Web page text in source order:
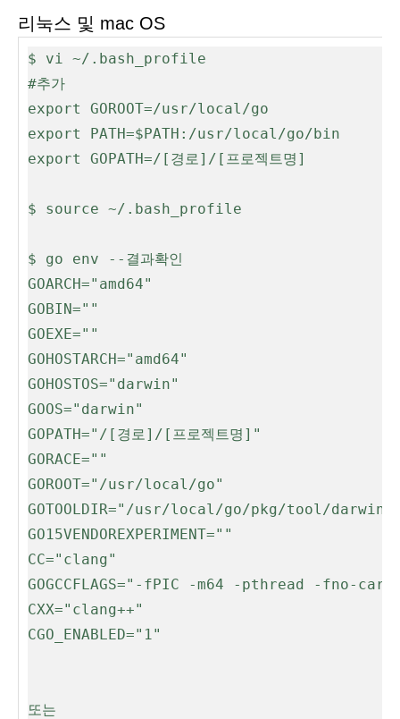
리눅스 및 mac OS
$ vi ~/.bash_profile
#추가
export GOROOT=/usr/local/go
export PATH=$PATH:/usr/local/go/bin
export GOPATH=/[경로]/[프로젝트명]
$ source ~/.bash_profile
$ go env --결과확인
GOARCH="amd64"
GOBIN=""
GOEXE=""
GOHOSTARCH="amd64"
GOHOSTOS="darwin"
GOOS="darwin"
GOPATH="/[경로]/[프로젝트명]"
GORACE=""
GOROOT="/usr/local/go"
GOTOOLDIR="/usr/local/go/pkg/tool/
GO15VENDOREXPERIMENT=""
CC="clang"
GOGCCFLAGS="-fPIC -m64 -pthread -fno-
CXX="clang++"
CGO_ENABLED="1"
또는